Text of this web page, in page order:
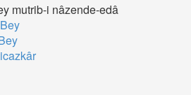
mutrib-i nâzende-edâ